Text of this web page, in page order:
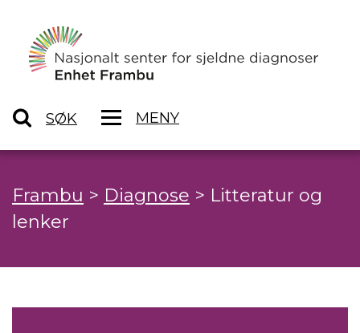
SØK MENY
Frambu > Diagnose > Litteratur og
lenker